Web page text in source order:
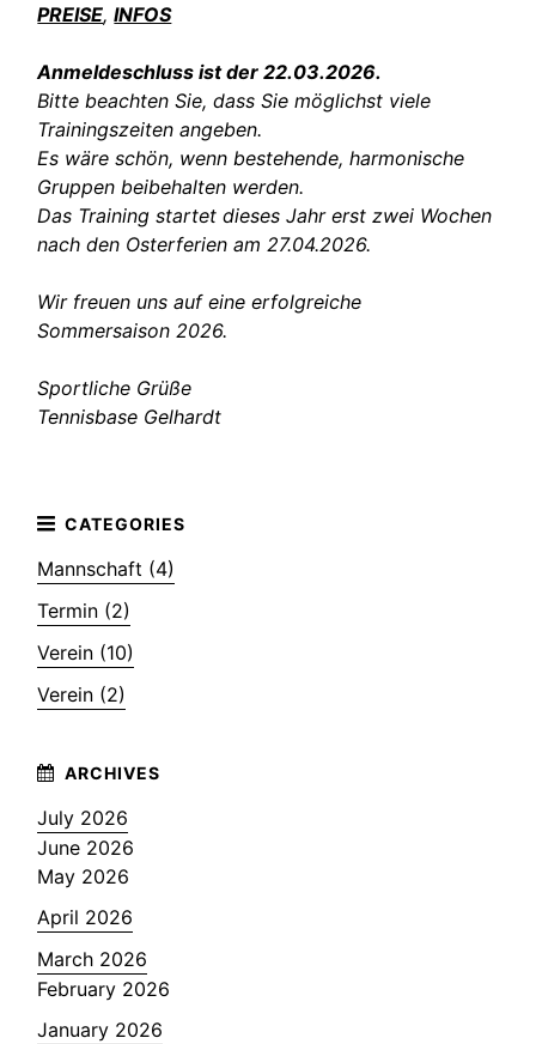
PREISE,INFOS
Anmeldeschluss ist der 22.03.2026.
Bitte beachten Sie, dass Sie möglichst viele
Trainingszeiten angeben.
Es wäre schön, wenn bestehende, harmonische
Gruppen beibehalten werden.
Das Training startet dieses Jahr erst zwei Wochen
nach den Osterferien am 27.04.2026.
Wir freuen uns auf eine erfolgreiche
Sommersaison 2026.
Sportliche Grüße
Tennisbase Gelhardt
Mannschaft (4)
Termin (2)
Verein (10)
Verein (2)
July 2026
June 2026
May 2026
April 2026
March 2026
February 2026
January 2026